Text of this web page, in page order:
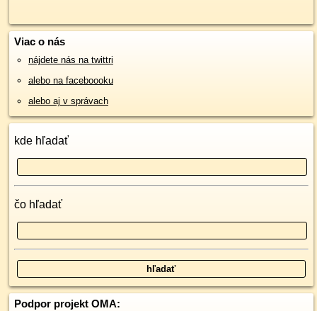
Viac o nás
nájdete nás na twittri
alebo na faceboooku
alebo aj v správach
kde hľadať
čo hľadať
Podpor projekt OMA: